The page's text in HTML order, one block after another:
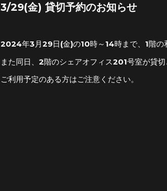
3/29(金) 貸切予約のお知らせ
2024年3月29日(金)の10時～14時まで、1階の
また同日、2階のシェアオフィス201号室が貸切
ご利用予定のある方はご注意ください。